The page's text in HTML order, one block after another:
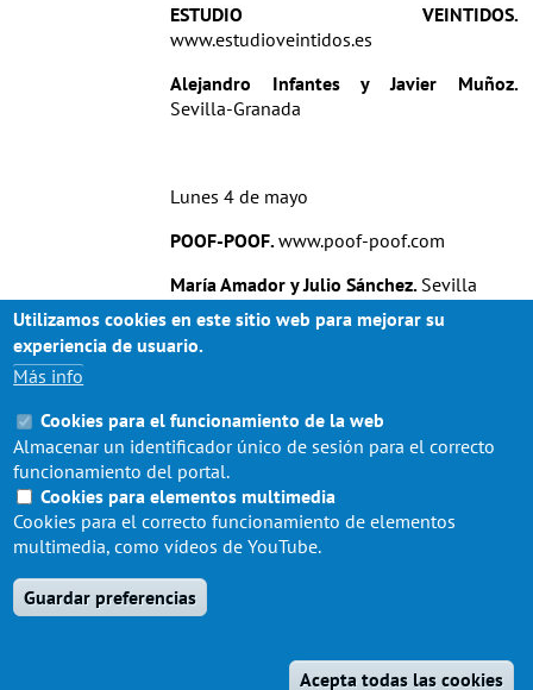
ESTUDIO VEINTIDOS.
www.estudioveintidos.es
Alejandro Infantes y Javier Muñoz.
Sevilla-Granada
Lunes 4 de mayo
POOF-POOF.www.poof-poof.com
María Amador y Julio Sánchez. Sevilla
ESTUDIO MONDO.
www.mondoespacio.com
Natalia Duvige y Carlos Macías.
Utilizamos cookies en este sitio web para mejorar su
experiencia de usuario.
Más info
Cookies para el funcionamiento de la web
Almacenar un identificador único de sesión para el correcto
funcionamiento del portal.
Cookies para elementos multimedia
Cookies para el correcto funcionamiento de elementos
multimedia, como vídeos de YouTube.
Guardar preferencias
Acepta todas las cookies